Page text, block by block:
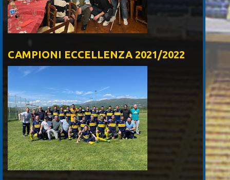
CAMPIONI ECCELLENZA 2021/2022